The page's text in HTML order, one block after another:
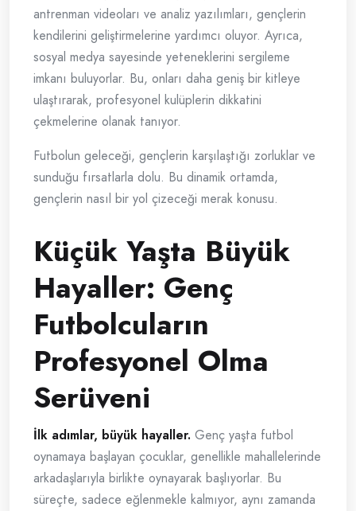
antrenman videoları ve analiz yazılımları, gençlerin
kendilerini geliştirmelerine yardımcı oluyor. Ayrıca,
sosyal medya sayesinde yeteneklerini sergileme
imkanı buluyorlar. Bu, onları daha geniş bir kitleye
ulaştırarak, profesyonel kulüplerin dikkatini
çekmelerine olanak tanıyor.
Futbolun geleceği, gençlerin karşılaştığı zorluklar ve
sunduğu fırsatlarla dolu. Bu dinamik ortamda,
gençlerin nasıl bir yol çizeceği merak konusu.
Küçük Yaşta Büyük
Hayaller: Genç
Futbolcuların
Profesyonel Olma
Serüveni
İlk adımlar, büyük hayaller. Genç yaşta futbol
oynamaya başlayan çocuklar, genellikle mahallelerinde
arkadaşlarıyla birlikte oynayarak başlıyorlar. Bu
süreçte, sadece eğlenmekle kalmıyor, aynı zamanda